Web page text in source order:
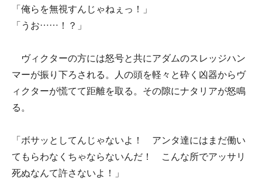
「俺らを無視すんじゃねぇっ！」
「うお……！？」
ヴィクターの方には怒号と共にアダムのスレッジハン
マーが振り下ろされる。人の頭を軽々と砕く凶器からヴ
ィクターが慌てて距離を取る。その隙にナタリアが怒鳴
る。
「ボサッとしてんじゃないよ！ アンタ達にはまだ働い
てもらわなくちゃならないんだ！ こんな所でアッサリ
死ぬなんて許さないよ！」